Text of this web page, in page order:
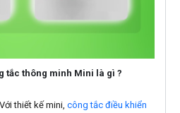
tắc thông minh Mini là gì ?
Với thiết kế mini, công tắc điều khiển